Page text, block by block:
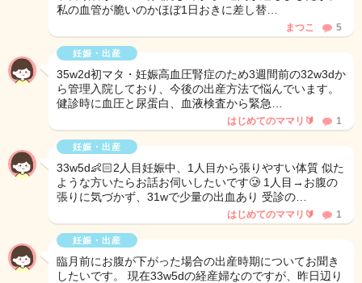
私の血管が脆いのかほぼ1日おきに差し替…
まつこ 5
妊娠・出産
35w2d初マタ・妊娠高血圧腎症のため3週間前の32w3dか
ら管理入院しており、今後の出産方法で悩んでいます。
健診時に血圧と尿蛋白、血液検査から緊急…
はじめてのママリ🔰 1
妊娠・出産
33w5d👶🏻2人目妊娠中、1人目から張りやすい体質 似た
ような方いたらお話お伺いしたいです🥲 1人目→お腹の
張りに気づかず、31wで少量の出血あり 受診の…
はじめてのママリ🔰 1
妊娠・出産
臨月前にお腹が下がった場合の出産時期についてお聞き
したいです。 現在33w5dの経産婦なのですが、昨日辺り